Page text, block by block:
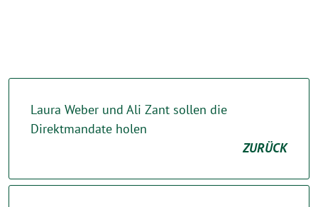
Laura Weber und Ali Zant sollen die
Direktmandate holen
ZURÜCK